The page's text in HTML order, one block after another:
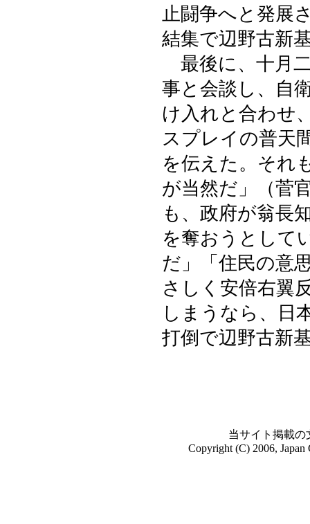
止闘争へと発展
結集で辺野古新
最後に、十月
事と会談し、自
け入れと合わせ
スプレイの普天
を伝えた。それ
が当然だ」（菅
も、政府が翁長
を奪おうとして
だ」「住民の意
さしく安倍右翼
しまうなら、日
打倒で辺野古新
当サイト掲載の
Copyright (C) 2006, Japan